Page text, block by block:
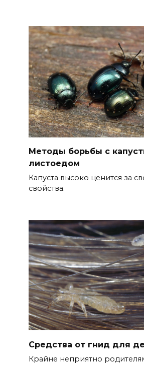
Методы борьбы с
листоедом
Капуста высоко ценится за
свойства.
Средства от гнид для
Крайне неприятно